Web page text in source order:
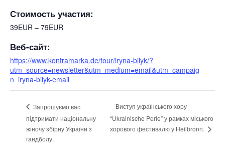
Стоимость участия:
39EUR – 79EUR
Веб-сайт:
https://www.kontramarka.de/tour/iryna-bilyk/?
utm_source=newsletter&utm_medium=email&utm_campaig
n=iryna-bilyk-email
Запрошуємо вас
підтримати національну
жіночу збірну України з
гандболу.
Виступ українського хору
“Ukrainische Perle” у рамках міського
хорового фестивалю у Heilbronn.